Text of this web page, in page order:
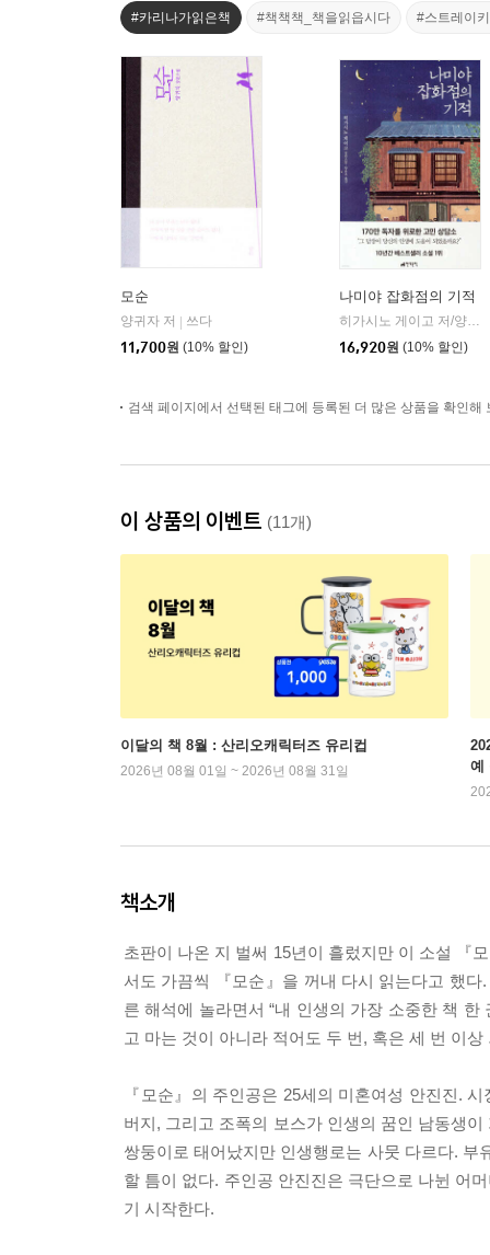
#카리나가읽은책 #책책책_책을읽읍시다 #스트레이
모순
양귀자 저
쓰다
11,700원 (10% 할인)
나미야 잡화점의 기적
히가시노 게이고 저/양윤옥 역
16,920원 (10% 할인)
검색 페이지에서 선택된 태그에 등록된 더 많은 상품을 확인해
이 상품의 이벤트 (11개)
이달의 책 8월 : 산리오캐릭터즈 유리컵
2026년 08월 01일 ~ 2026년 08월 31일
예
책소개
초판이 나온 지 벌써 15년이 흘렀지만 이 소설 『
서도 가끔씩 『모순』을 꺼내 다시 읽는다고 했
른 해석에 놀라면서 “내 인생의 가장 소중한 책
고 마는 것이 아니라 적어도 두 번, 혹은 세 번 이
『모순』의 주인공은 25세의 미혼여성 안진진.
버지, 그리고 조폭의 보스가 인생의 꿈인 남동생
쌍둥이로 태어났지만 인생행로는 사뭇 다르다.
할 틈이 없다. 주인공 안진진은 극단으로 나뉜 어
기 시작한다.